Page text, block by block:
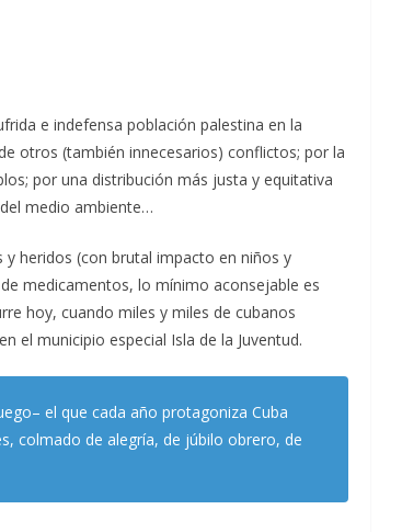
e indefensa población palestina en la
otros (también innecesarios) conflictos; por la
por una distribución más justa y equitativa
medio ambiente…
heridos (con brutal impacto en niños y
medicamentos, lo mínimo aconsejable es
hoy, cuando miles y miles de cubanos
el municipio especial Isla de la Juventud.
el que cada año protagoniza Cuba
colmado de alegría, de júbilo obrero, de